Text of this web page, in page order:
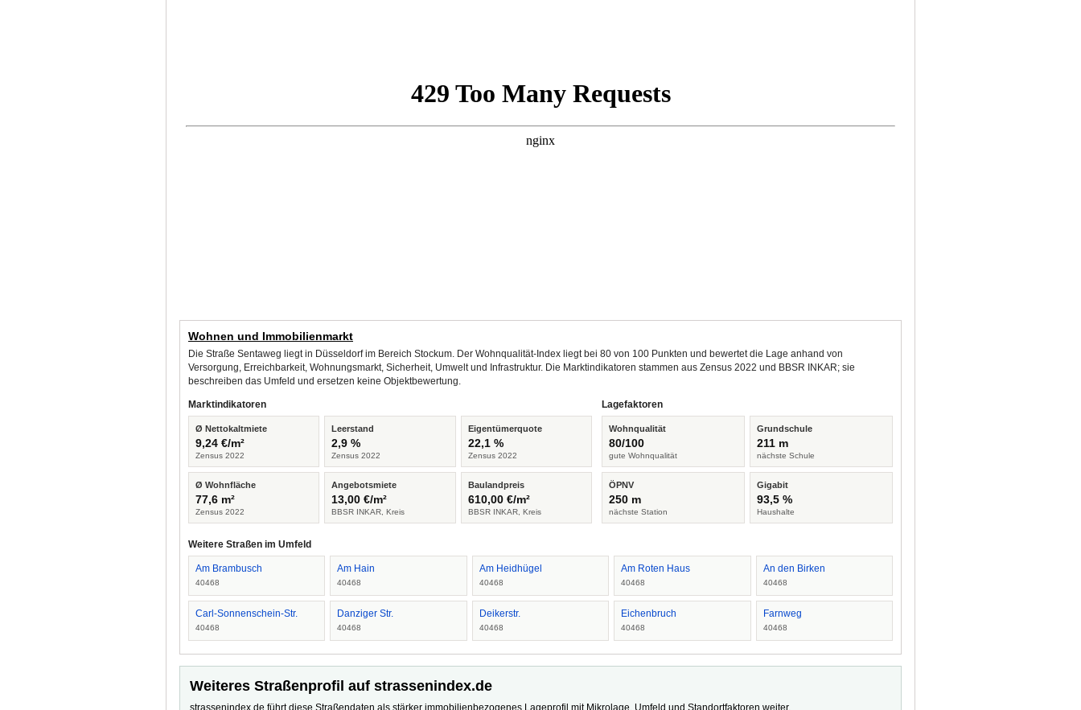
Wohnen und Immobilienmarkt
Die Straße Sentaweg liegt in Düsseldorf im Bereich Stockum. Der Wohnqualität-Index liegt bei 80 von 100 Punkten und bewertet die Lage anhand von
Versorgung, Erreichbarkeit, Wohnungsmarkt, Sicherheit, Umwelt und Infrastruktur. Die Marktindikatoren stammen aus Zensus 2022 und BBSR INKAR; sie
beschreiben das Umfeld und ersetzen keine Objektbewertung.
Marktindikatoren
Ø Nettokaltmiete
9,24 €/m²
Zensus 2022
Leerstand
2,9 %
Zensus 2022
Eigentümerquote
22,1 %
Zensus 2022
Ø Wohnfläche
77,6 m²
Zensus 2022
Angebotsmiete
13,00 €/m²
BBSR INKAR, Kreis
Baulandpreis
610,00 €/m²
BBSR INKAR, Kreis
Lagefaktoren
Wohnqualität
80/100
gute Wohnqualität
Grundschule
211 m
nächste Schule
ÖPNV
250 m
nächste Station
Gigabit
93,5 %
Haushalte
Weitere Straßen im Umfeld
Am Brambusch
40468
Am Hain
40468
Am Heidhügel
40468
Am Roten Haus
40468
An den Birken
40468
Carl-Sonnenschein-Str.
40468
Danziger Str.
40468
Deikerstr.
40468
Eichenbruch
40468
Farnweg
40468
Weiteres Straßenprofil auf strassenindex.de
strassenindex.de führt diese Straßendaten als stärker immobilienbezogenes Lageprofil mit Mikrolage, Umfeld und Standortfaktoren weiter.